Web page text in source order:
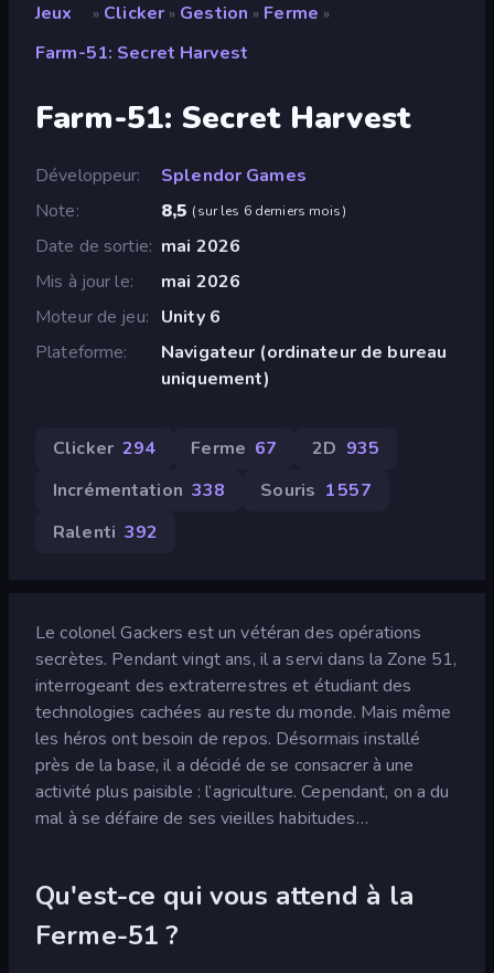
Jeux » Clicker » Gestion » Ferme »
Farm-51: Secret Harvest
Farm-51: Secret Harvest
Développeur
Splendor Games
Note
8,5 (sur les 6 derniers mois)
Date de sortie mai 2026
Mis à jour le
mai 2026
Moteur de jeu
Unity 6
Plateforme
Navigateur (ordinateur de bureau
uniquement)
Clicker 294 Ferme 67 2D 935
Incrémentation 338 Souris 1 557
Ralenti 392
Le colonel Gackers est un vétéran des opérations
secrètes. Pendant vingt ans, il a servi dans la Zone 51,
interrogeant des extraterrestres et étudiant des
technologies cachées au reste du monde. Mais même
les héros ont besoin de repos. Désormais installé
près de la base, il a décidé de se consacrer à une
activité plus paisible : l’agriculture. Cependant, on a du
mal à se défaire de ses vieilles habitudes…
Qu'est-ce qui vous attend à la
Ferme-51 ?